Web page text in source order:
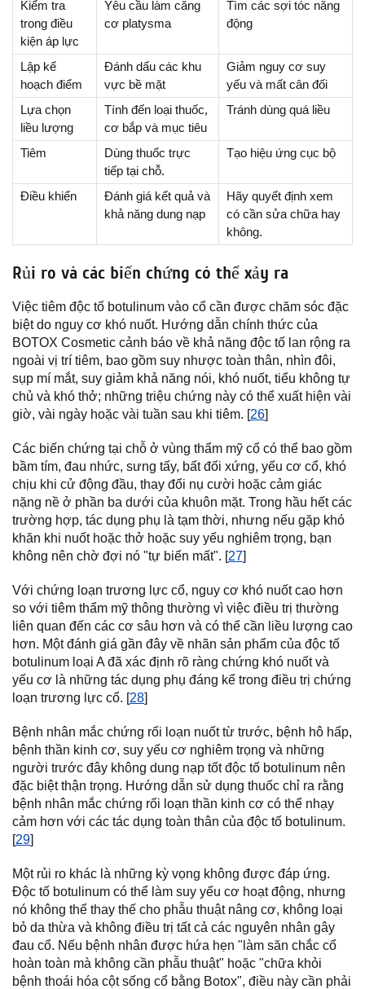
Kiểm tra
trong điều
kiện áp lực
Yêu cầu làm căng
cơ platysma
Tìm các sợi tóc năng
động
Lập kế
hoạch điểm
Đánh dấu các khu
vực bề mặt
Giảm nguy cơ suy
yếu và mất cân đối
Lựa chọn
liều lượng
Tính đến loại thuốc,
cơ bắp và mục tiêu
Tránh dùng quá liều
Tiêm
Dùng thuốc trực
tiếp tại chỗ.
Tạo hiệu ứng cục bộ
Điều khiển
Đánh giá kết quả và
khả năng dung nạp
Hãy quyết định xem
có cần sửa chữa hay
không.
Rủi ro và các biến chứng có thể xảy ra
Việc tiêm độc tố botulinum vào cổ cần được chăm sóc đặc
biệt do nguy cơ khó nuốt. Hướng dẫn chính thức của
BOTOX Cosmetic cảnh báo về khả năng độc tố lan rộng ra
ngoài vị trí tiêm, bao gồm suy nhược toàn thân, nhìn đôi,
sụp mí mắt, suy giảm khả năng nói, khó nuốt, tiểu không tự
chủ và khó thở; những triệu chứng này có thể xuất hiện vài
giờ, vài ngày hoặc vài tuần sau khi tiêm. [26]
Các biến chứng tại chỗ ở vùng thẩm mỹ cổ có thể bao gồm
bầm tím, đau nhức, sưng tấy, bất đối xứng, yếu cơ cổ, khó
chịu khi cử động đầu, thay đổi nụ cười hoặc cảm giác
nặng nề ở phần ba dưới của khuôn mặt. Trong hầu hết các
trường hợp, tác dụng phụ là tạm thời, nhưng nếu gặp khó
khăn khi nuốt hoặc thở hoặc suy yếu nghiêm trọng, bạn
không nên chờ đợi nó "tự biến mất". [27]
Với chứng loạn trương lực cổ, nguy cơ khó nuốt cao hơn
so với tiêm thẩm mỹ thông thường vì việc điều trị thường
liên quan đến các cơ sâu hơn và có thể cần liều lượng cao
hơn. Một đánh giá gần đây về nhãn sản phẩm của độc tố
botulinum loại A đã xác định rõ ràng chứng khó nuốt và
yếu cơ là những tác dụng phụ đáng kể trong điều trị chứng
loạn trương lực cổ. [28]
Bệnh nhân mắc chứng rối loạn nuốt từ trước, bệnh hô hấp,
bệnh thần kinh cơ, suy yếu cơ nghiêm trọng và những
người trước đây không dung nạp tốt độc tố botulinum nên
đặc biệt thận trọng. Hướng dẫn sử dụng thuốc chỉ ra rằng
bệnh nhân mắc chứng rối loạn thần kinh cơ có thể nhạy
cảm hơn với các tác dụng toàn thân của độc tố botulinum.
[29]
Một rủi ro khác là những kỳ vọng không được đáp ứng.
Độc tố botulinum có thể làm suy yếu cơ hoạt động, nhưng
nó không thể thay thế cho phẫu thuật nâng cơ, không loại
bỏ da thừa và không điều trị tất cả các nguyên nhân gây
đau cổ. Nếu bệnh nhân được hứa hẹn "làm săn chắc cổ
hoàn toàn mà không cần phẫu thuật" hoặc "chữa khỏi
bệnh thoái hóa cột sống cổ bằng Botox", điều này cần phải